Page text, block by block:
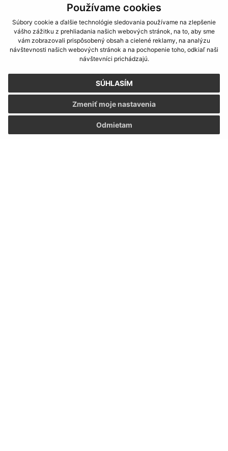
Používame cookies
Súbory cookie a ďalšie technológie sledovania používame na zlepšenie
vášho zážitku z prehliadania našich webových stránok, na to, aby sme
vám zobrazovali prispôsobený obsah a cielené reklamy, na analýzu
návštevnosti našich webových stránok a na pochopenie toho, odkiaľ naši
návštevníci prichádzajú.
SÚHLASÍM
Odmietam
Zmeniť moje nastavenia
Mliečna 1
040 14 Košice
info@kosickanovaves.sk
+421 55 333 73 10